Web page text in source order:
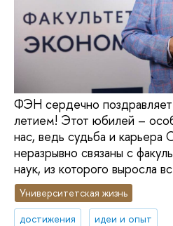
ФЭН сердечно
летием! Этот юбилей –
нас, ведь судьба и
неразрывно связаны с
наук, из которого выросла
Университетская жизнь
достижения
идеи и опыт